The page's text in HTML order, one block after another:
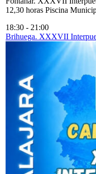
12,30 horas Piscina
18:30 - 21:00
Brihuega. XXXVII